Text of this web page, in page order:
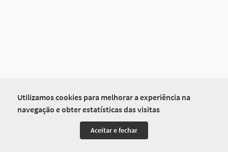
Utilizamos cookies para melhorar a experiência na
navegação e obter estatísticas das visitas
Aceitar e fechar